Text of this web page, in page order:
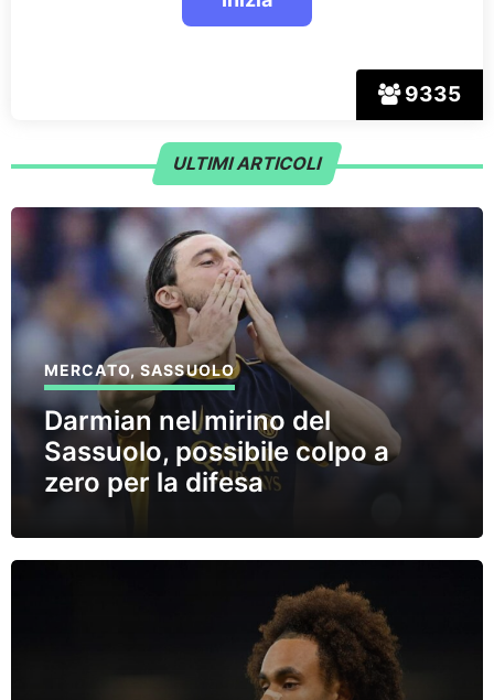
9335
ULTIMI ARTICOLI
MERCATO,SASSUOLO
Darmian nel mirino del
Sassuolo, possibile colpo a
zero per la difesa